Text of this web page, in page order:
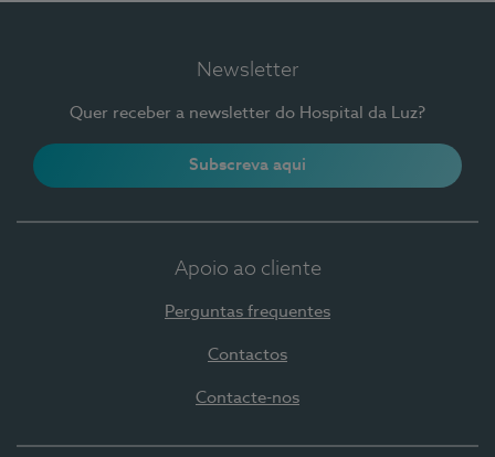
Newsletter
Quer receber a newsletter do Hospital da Luz?
Subscreva aqui
Apoio ao cliente
Perguntas frequentes
Contactos
Contacte-nos